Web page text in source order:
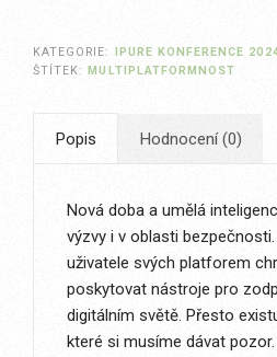
v
světě
množství
KATEGORIE: IPURE KONFERENCE
ŠTÍTEK:
MULTIPLATFORMNOST
Popis Hodnocení (0)
Nová doba a umělá
výzvy i v oblasti
uživatele svých platforem
poskytovat nástroje pro
digitálním světě. Přesto
které si musíme dávat